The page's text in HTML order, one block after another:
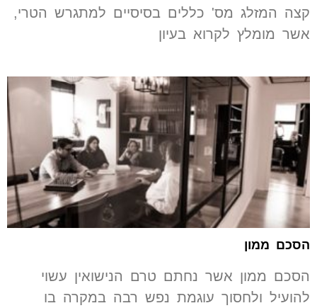
קצה המזלג מס' כללים בסיסיים למתגרש הטרי,
אשר מומלץ לקרוא בעיון
הסכם ממון
הסכם ממון אשר נחתם טרם הנישואין עשוי
להועיל ולחסוך עוגמת נפש רבה במקרה בו